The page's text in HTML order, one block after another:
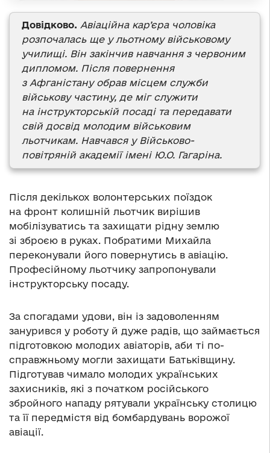
Довідково. Авіаційна кар’єра чоловіка
розпочалась ще у льотному військовому
училищі. Він закінчив навчання з червоним
дипломом. Після повернення
з Афганістану обрав місцем служби
військову частину, де міг служити
на інструкторській посаді та передавати
свій досвід молодим військовим
льотчикам. Навчався у Військово-
повітряній академії імені Ю.О. Гагаріна.
Після декількох волонтерських поїздок
на фронт колишній льотчик вирішив
мобілізуватись та захищати рідну землю
зі зброєю в руках. Побратими Михайла
переконували його повернутись в авіацію.
Професійному льотчику запропонували
інструкторську посаду.
За спогадами удови, він із задоволенням
занурився у роботу й дуже радів, що займається
підготовкою молодих авіаторів, аби ті по-
справжньому могли захищати Батьківщину.
Підготував чимало молодих українських
захисників, які з початком російського
збройного нападу рятували українську столицю
та її передмістя від бомбардувань ворожої
авіації.